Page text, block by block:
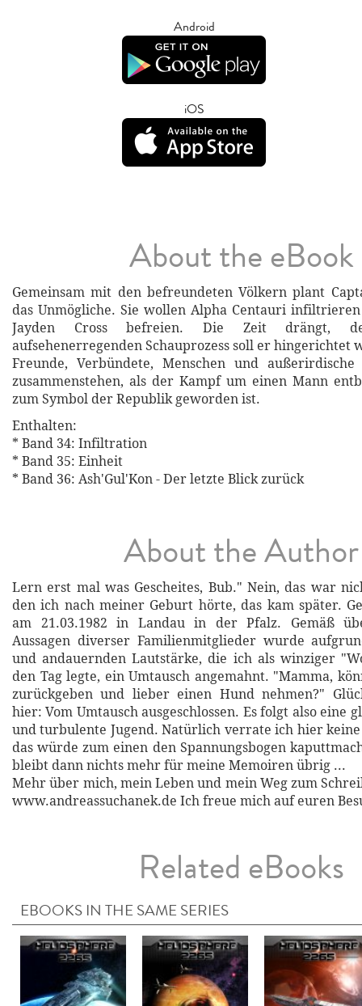
Android
iOS
About the eBook
Gemeinsam mit den befreundeten Völkern plant
das Unmögliche. Sie wollen Alpha Centauri
Jayden Cross befreien. Die Zeit drängt,
aufsehenerregenden Schauprozess soll er hingerichtet
Freunde, Verbündete, Menschen und
zusammenstehen, als der Kampf um einen Mann
zum Symbol der Republik geworden ist.
Enthalten:
* Band 34: Infiltration
* Band 35: Einheit
* Band 36: Ash'Gul'Kon - Der letzte Blick zurück
About the Author
Lern erst mal was Gescheites, Bub." Nein, das war
den ich nach meiner Geburt hörte, das kam später.
am 21.03.1982 in Landau in der Pfalz. Gemäß
Aussagen diverser Familienmitglieder wurde
und andauernden Lautstärke, die ich als winziger
den Tag legte, ein Umtausch angemahnt. "Mamma,
zurückgeben und lieber einen Hund nehmen?"
hier: Vom Umtausch ausgeschlossen. Es folgt also eine
und turbulente Jugend. Natürlich verrate ich hier
das würde zum einen den Spannungsbogen
bleibt dann nichts mehr für meine Memoiren übrig ...
Mehr über mich, mein Leben und mein Weg zum
www.andreassuchanek.de Ich freue mich auf euren
Related eBooks
EBOOKS IN THE SAME SERIES